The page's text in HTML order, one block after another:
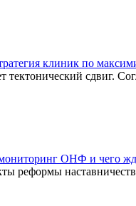
клиник по
сдвиг.
ОНФ и чего
реформы